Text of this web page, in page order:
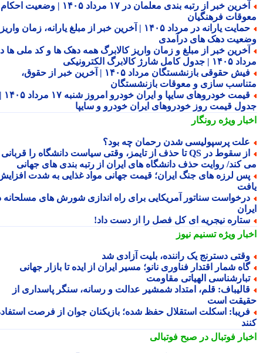
آخرین خبر از رتبه بندی معلمان در ۱۷ مرداد ۱۴۰۵ | وضعیت احکام و
فرهنگیان
حمایت یارانه در مرداد ۱۴۰۵ | آخرین خبر از مبلغ یارانه، زمان واریز و
دهک های درآمدی
خبر از مبلغ و زمان واریز کالابرگ همه دهک ها و کد ملی ها در
شارژ کالابرگ الکترونیکی
فیش حقوقی بازنشستگان مرداد ۱۴۰۵ | آخرین خبر از حقوق،
سازی و معوقات بازنشستگان
قیمت خودروهای سایپا و ایران خودرو امروز شنبه ۱۷ مرداد ۱۴۰۵ |
قیمت روز خودروهای ایران خودرو و سایپا
ویژهرونگار
پرسپولیسی شدن رحمان چه بود؟
از سقوط در QS تا حذف از تایمز، وقتی سیاست دانشگاه را قربانی
کند/ روایت حذف دانشگاه های ایران از رتبه بندی های جهانی
لرزه های جنگ ایران؛ قیمت جهانی مواد غذایی به شدت افزایش
سناتور آمریکایی برای راه اندازی شورش های مسلحانه در
نیجریه ای کل فصل را از دست داد!
ویژهتسنیم نیوز
دسترنج یک راننده، بلیت آزادی شد
شمار اقتدار فناوری نانو؛ مسیر ایران از ایده تا بازار جهانی
الهیاتی مقاومت
قلم، امتداد شمشیر عدالت و رسانه، سنگر پاسداری از
است
اسکلت استقلال حفظ شده؛ بازیکنان جوان از فرصت استفاده
فوتبال در صبح فوتبالی